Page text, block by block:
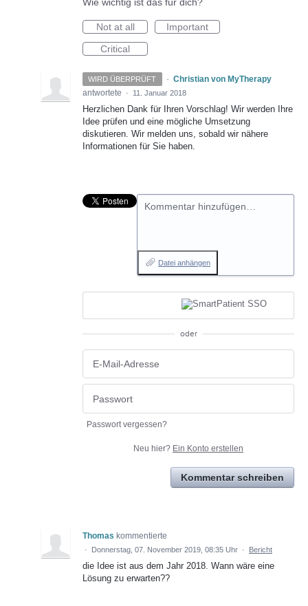
Wie wichtig ist das für dich?
Not at all
Important
Critical
WIRD ÜBERPRÜFT · Christian von MyTherapy
antwortete
· 11. Januar 2018
Herzlichen Dank für Ihren Vorschlag! Wir werden Ihre
Idee prüfen und eine mögliche Umsetzung
diskutieren. Wir melden uns, sobald wir nähere
Informationen für Sie haben.
Kommentar hinzufügen…
Datei anhängen
oder
Passwort vergessen?
Neu hier? Ein Konto erstellen
Kommentar schreiben
Thomas kommentierte
· Donnerstag, 07. November 2019, 08:35 Uhr · Bericht
die Idee ist aus dem Jahr 2018. Wann wäre eine
Lösung zu erwarten??